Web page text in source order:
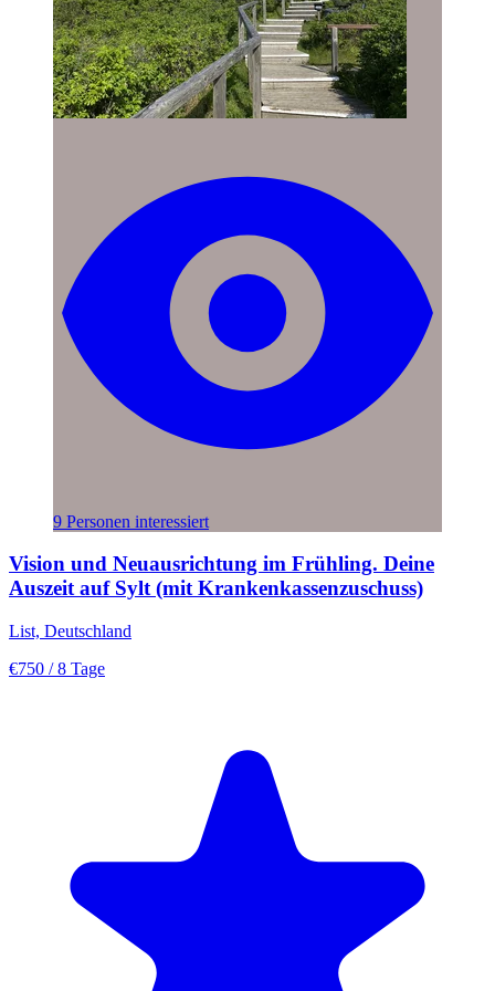
9 Personen interessiert
Vision und Neuausrichtung im Frühling. Deine
Auszeit auf Sylt (mit Krankenkassenzuschuss)
List, Deutschland
€750 / 8 Tage